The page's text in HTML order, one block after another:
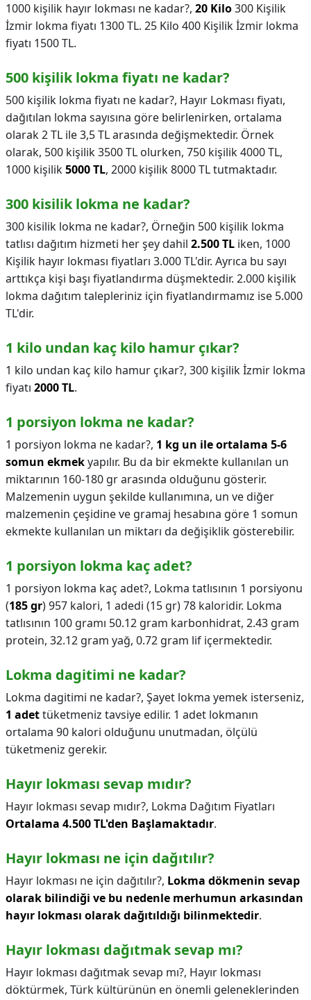
1000 kişilik hayır lokması ne kadar?, 20 Kilo300 Kişilik
İzmir lokma fiyatı 1300 TL. 25 Kilo 400 Kişilik İzmir lokma
fiyatı 1500 TL.
500 kişilik lokma fiyatı ne kadar?
500 kişilik lokma fiyatı ne kadar?, Hayır Lokması fiyatı,
dağıtılan lokma sayısına göre belirlenirken, ortalama
olarak 2 TL ile 3,5 TL arasında değişmektedir. Örnek
olarak, 500 kişilik 3500 TL olurken, 750 kişilik 4000 TL,
1000 kişilik5000 TL, 2000 kişilik 8000 TL tutmaktadır.
300 kisilik lokma ne kadar?
300 kisilik lokma ne kadar?, Örneğin 500 kişilik lokma
tatlısı dağıtım hizmeti her şey dahil 2.500 TL iken, 1000
Kişilik hayır lokması fiyatları 3.000 TL'dir. Ayrıca bu sayı
arttıkça kişi başı fiyatlandırma düşmektedir. 2.000 kişilik
lokma dağıtım talepleriniz için fiyatlandırmamız ise 5.000
TL'dir.
1 kilo undan kaç kilo hamur çıkar?
1 kilo undan kaç kilo hamur çıkar?, 300 kişilik İzmir lokma
fiyatı 2000 TL.
1 porsiyon lokma ne kadar?
1 porsiyon lokma ne kadar?, 1 kg un ile ortalama 5-6
somun ekmekyapılır. Bu da bir ekmekte kullanılan un
miktarının 160-180 gr arasında olduğunu gösterir.
Malzemenin uygun şekilde kullanımına, un ve diğer
malzemenin çeşidine ve gramaj hesabına göre 1 somun
ekmekte kullanılan un miktarı da değişiklik gösterebilir.
1 porsiyon lokma kaç adet?
1 porsiyon lokma kaç adet?, Lokma tatlısının 1 porsiyonu
(185 gr) 957 kalori, 1 adedi (15 gr) 78 kaloridir. Lokma
tatlısının 100 gramı 50.12 gram karbonhidrat, 2.43 gram
protein, 32.12 gram yağ, 0.72 gram lif içermektedir.
Lokma dagitimi ne kadar?
Lokma dagitimi ne kadar?, Şayet lokma yemek isterseniz,
1 adettüketmeniz tavsiye edilir. 1 adet lokmanın
ortalama 90 kalori olduğunu unutmadan, ölçülü
tüketmeniz gerekir.
Hayır lokması sevap mıdır?
Hayır lokması sevap mıdır?, Lokma Dağıtım Fiyatları
Ortalama 4.500 TL'den Başlamaktadır.
Hayır lokması ne için dağıtılır?
Hayır lokması ne için dağıtılır?, Lokma dökmenin sevap
olarak bilindiği ve bu nedenle merhumun arkasından
hayır lokması olarak dağıtıldığı bilinmektedir.
Hayır lokması dağıtmak sevap mı?
Hayır lokması dağıtmak sevap mı?, Hayır lokması
döktürmek, Türk kültürünün en önemli geleneklerinden